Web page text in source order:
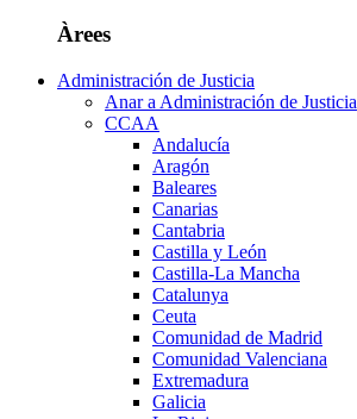
Àrees
Administración de Justicia
Anar a Administración de Justicia
CCAA
Andalucía
Aragón
Baleares
Canarias
Cantabria
Castilla y León
Castilla-La Mancha
Catalunya
Ceuta
Comunidad de Madrid
Comunidad Valenciana
Extremadura
Galicia